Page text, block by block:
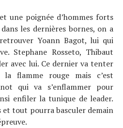
une poignée d’hommes forts
les dernières bornes, on a
Yoann Bagot, lui qui
Stephane Rosseto, Thibaut
avec lui. Ce dernier va tenter
flamme rouge mais c’est
qui va s’enflammer pour
enfiler la tunique de leader.
et tout pourra basculer demain